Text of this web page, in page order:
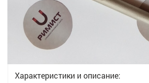
Характеристики и описание: